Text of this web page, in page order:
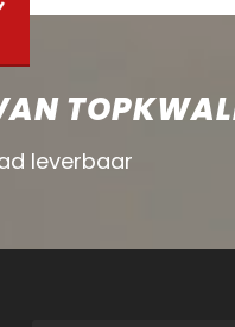
leverbaar